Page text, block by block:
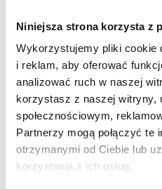
Niniejsza strona korzysta z
Wykorzystujemy pliki cookie
i reklam, aby oferować
analizować ruch w naszej
korzystasz z naszej witryny,
społecznościowym,
Partnerzy mogą połączyć te
otrzymanymi od Ciebie lub
korzystania z ich usług.
jakość, wyrafinowany styl i
olfaktoryczne.
PARAMETRY
Indeks
Linia